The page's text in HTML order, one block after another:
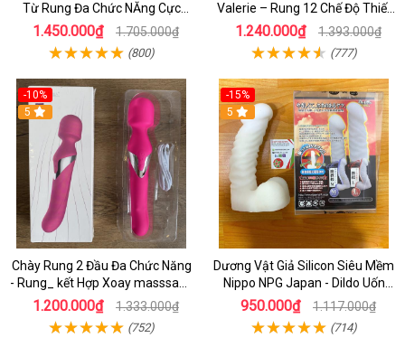
Từ Rung Đa Chức NĂng Cực
Mạnh - Kết hợp Toả Nhiệt Rung
Nhánh
1.450.000₫ 1.705.000₫
(800)
Valerie – Rung 12 Chế Độ Thiết
Kế Cho Cặp Đôi Nữ
1.240.000₫ 1.393.000₫
(777)
-10%
5
Chày Rung 2 Đầu Đa Chức Năng
- Rung_ kết Hợp Xoay masssage
Điểm G cao Cấp
1.200.000₫ 1.333.000₫
(752)
-15%
5
Dương Vật Giả Silicon Siêu Mềm
Nippo NPG Japan - Dildo Uốn
Cong Tùy Thích
950.000₫ 1.117.000₫
(714)